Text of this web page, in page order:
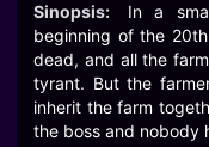
Sinopsis:
In a
beginning of the
dead, and all the
tyrant. But the
inherit the farm
the boss and nobody